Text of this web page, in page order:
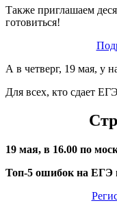
Также приглашаем
готовиться!
А в четверг, 19 мая, у
Для всех, кто сдает
19 мая, в 16.00 по
Топ-5 ошибок на ЕГЭ